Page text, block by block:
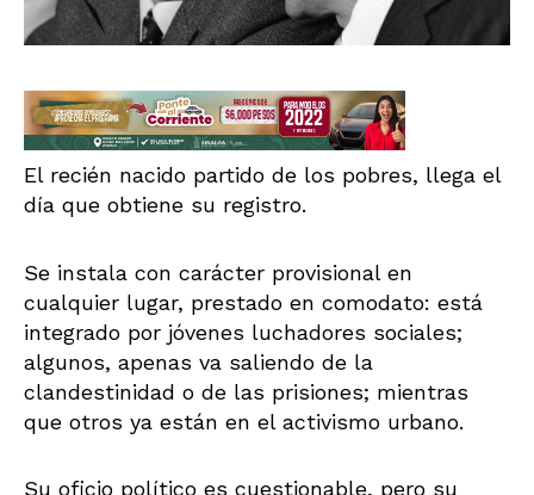
El recién nacido partido de los pobres, llega el
día que obtiene su registro.
Se instala con carácter provisional en
cualquier lugar, prestado en comodato: está
integrado por jóvenes luchadores sociales;
algunos, apenas va saliendo de la
clandestinidad o de las prisiones; mientras
que otros ya están en el activismo urbano.
Su oficio político es cuestionable, pero su